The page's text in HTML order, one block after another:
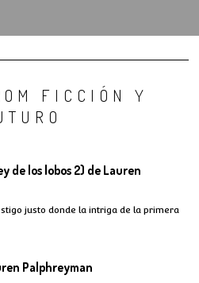
FICCIÓN Y
de los lobos 2) de Lauren
justo donde la intriga de la primera
Palphreyman